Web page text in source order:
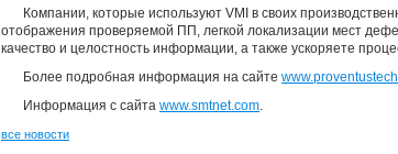
Компании, которые используют VMI в своих
отображения проверяемой ПП, легкой локализации мест
качество и целостность информации, а также ускоряете
Более подробная информация на сайте
Информация с сайта www.smtnet.com.
все новости